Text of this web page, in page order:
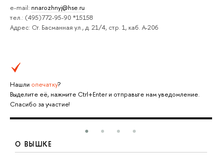
e-mail: nnarozhnyj@hse.ru
тел.: (495)772-95-90 *15158
Адрес: Ст. Басманная ул., д. 21/4, стр. 1, каб. А-206
Нашли опечатку?
Выделите её, нажмите Ctrl+Enter и отправьте нам уведомление.
Спасибо за участие!
О ВЫШКЕ